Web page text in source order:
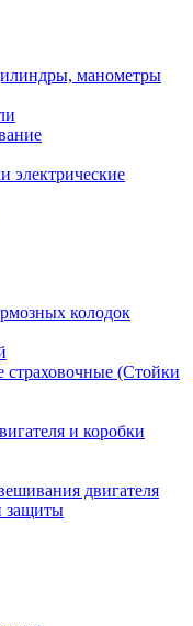
манометры
электрические
колодок
страховочные (Стойки
и коробки
двигателя
защиты